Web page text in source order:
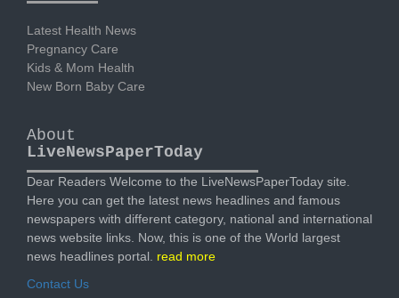
Latest Health News
Pregnancy Care
Kids & Mom Health
New Born Baby Care
About
LiveNewsPaperToday
Dear Readers Welcome to the LiveNewsPaperToday site.
Here you can get the latest news headlines and famous
newspapers with different category, national and international
news website links. Now, this is one of the World largest
news headlines portal. read more
Contact Us